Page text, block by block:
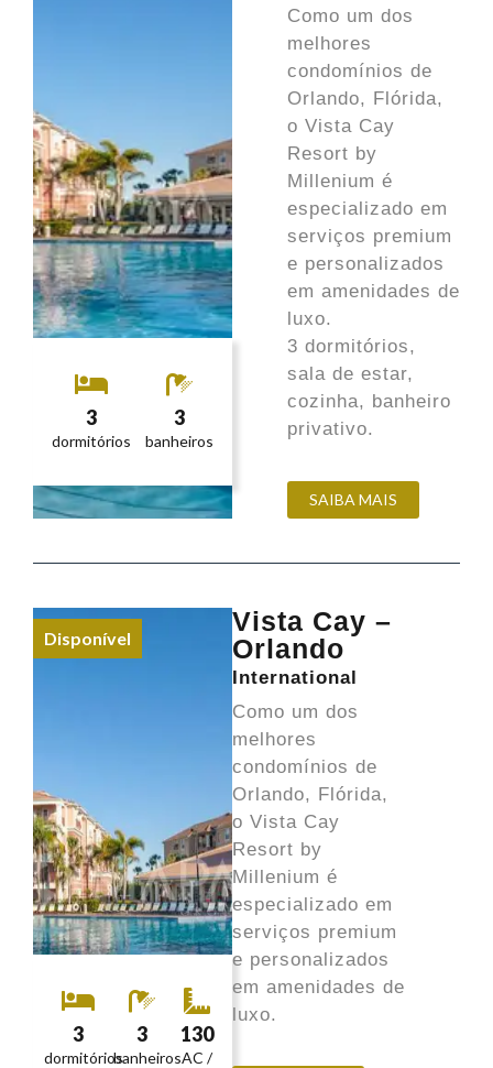
3
dormitórios
3
banheiros
Como um dos
melhores
condomínios de
Orlando, Flórida,
o Vista Cay
Resort by
Millenium é
especializado em
serviços premium
e personalizados
em amenidades de
luxo.
3 dormitórios,
sala de estar,
cozinha, banheiro
privativo.
SAIBA MAIS
Disponível
3
dormitórios
3
banheiros
130
AC /
Vista Cay –
Orlando
International
Como um dos
melhores
condomínios de
Orlando, Flórida,
o Vista Cay
Resort by
Millenium é
especializado em
serviços premium
e personalizados
em amenidades de
luxo.